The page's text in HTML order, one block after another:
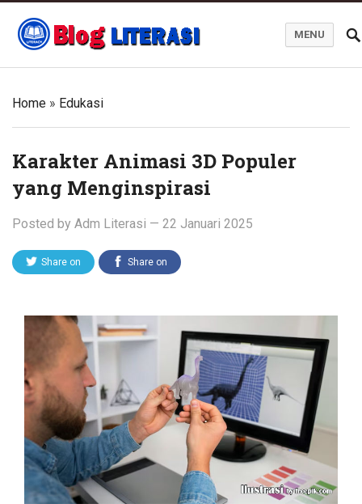
MENU
Home » Edukasi
Karakter Animasi 3D Populer
yang Menginspirasi
Posted by Adm Literasi — 22 Januari 2025
Share on Share on